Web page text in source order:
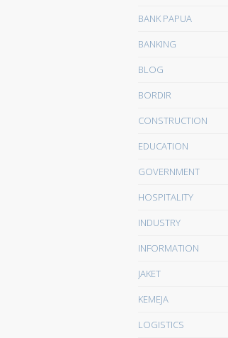
BANK PAPUA
BANKING
BLOG
BORDIR
CONSTRUCTION
EDUCATION
GOVERNMENT
HOSPITALITY
INDUSTRY
INFORMATION
JAKET
KEMEJA
LOGISTICS